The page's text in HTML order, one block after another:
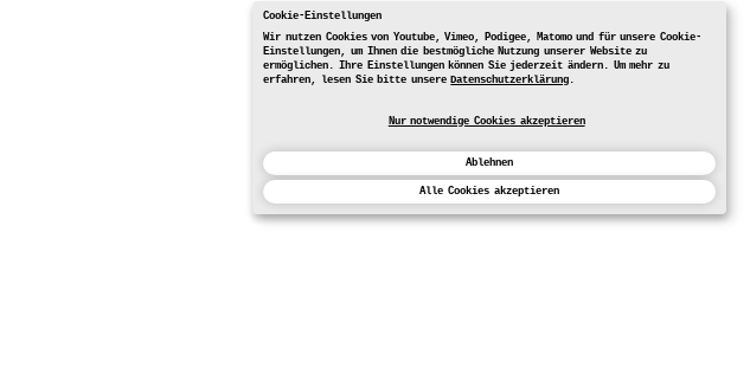
Cookie-Einstellungen
Wir nutzen Cookies von Youtube, Vimeo, Podigee, Matomo und für unsere Cookie-
Einstellungen, um Ihnen die bestmögliche Nutzung unserer Website zu
ermöglichen. Ihre Einstellungen können Sie jederzeit ändern. Um mehr zu
erfahren, lesen Sie bitte unsereDatenschutzerklärung.
Nur notwendige Cookies akzeptieren
Ablehnen
Alle Cookies akzeptieren